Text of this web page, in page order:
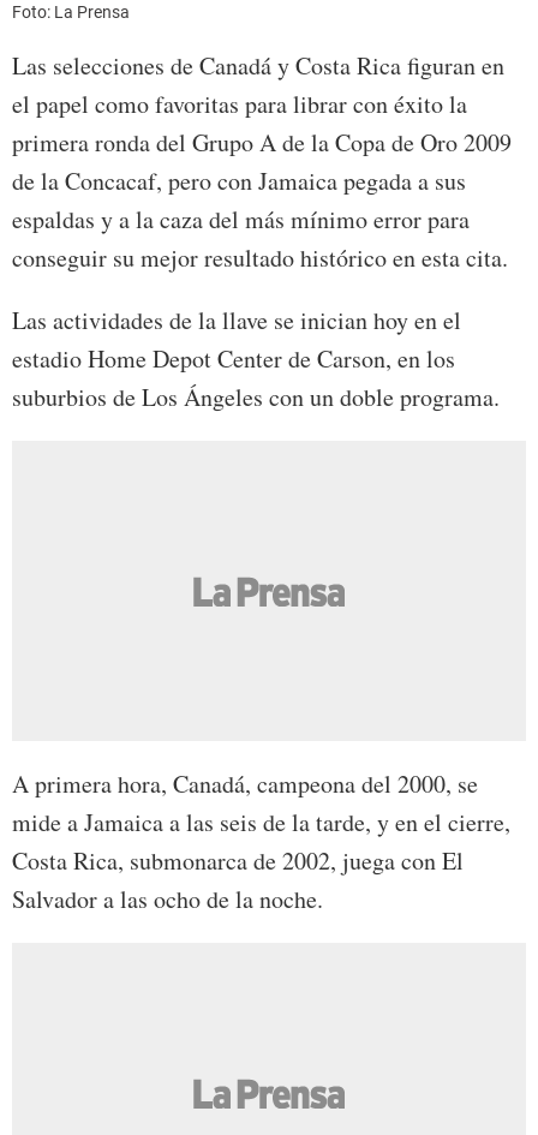
Foto: La Prensa
Las selecciones de Canadá y Costa Rica figuran en
el papel como favoritas para librar con éxito la
primera ronda del Grupo A de la Copa de Oro 2009
de la Concacaf, pero con Jamaica pegada a sus
espaldas y a la caza del más mínimo error para
conseguir su mejor resultado histórico en esta cita.
Las actividades de la llave se inician hoy en el
estadio Home Depot Center de Carson, en los
suburbios de Los Ángeles con un doble programa.
A primera hora, Canadá, campeona del 2000, se
mide a Jamaica a las seis de la tarde, y en el cierre,
Costa Rica, submonarca de 2002, juega con El
Salvador a las ocho de la noche.